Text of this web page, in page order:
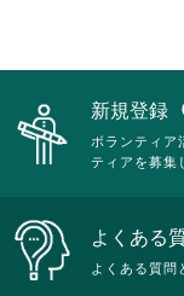
新規登録
ボランティア
ティアを募集
よくある
よくある質問